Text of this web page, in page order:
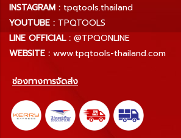
INSTAGRAM : tpqtools.thailand
YOUTUBE : TPQTOOLS
LINE OFFICIAL : @TPQONLINE
WEBSITE : www.tpqtools-thailand.com
ช่องทางการจัดส่ง